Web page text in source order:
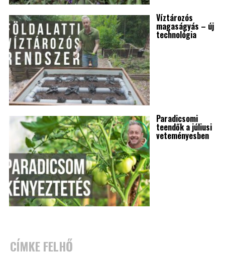
Víztározós
magaságyás – új
technológia
Paradicsomi
teendők a júliusi
veteményesben
CÍMKE FELHŐ